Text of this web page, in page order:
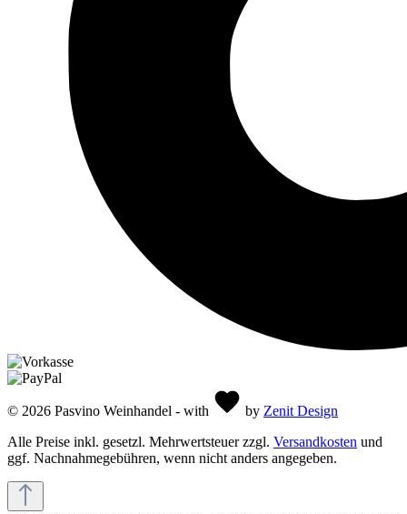
© 2026 Pasvino Weinhandel - with by Zenit Design
Alle Preise inkl. gesetzl. Mehrwertsteuer zzgl. Versandkosten und
ggf. Nachnahmegebühren, wenn nicht anders angegeben.